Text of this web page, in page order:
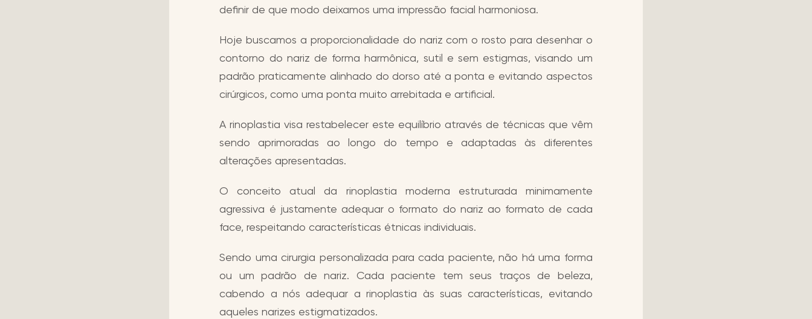
definir de que modo deixamos uma impressão facial harmoniosa.
Hoje buscamos a proporcionalidade do nariz com o rosto para desenhar o
contorno do nariz de forma harmônica, sutil e sem estigmas, visando um
padrão praticamente alinhado do dorso até a ponta e evitando aspectos
cirúrgicos, como uma ponta muito arrebitada e artificial.
A rinoplastia visa restabelecer este equilíbrio através de técnicas que vêm
sendo aprimoradas ao longo do tempo e adaptadas às diferentes
alterações apresentadas.
O conceito atual da rinoplastia moderna estruturada minimamente
agressiva é justamente adequar o formato do nariz ao formato de cada
face, respeitando características étnicas individuais.
Sendo uma cirurgia personalizada para cada paciente, não há uma forma
ou um padrão de nariz. Cada paciente tem seus traços de beleza,
cabendo a nós adequar a rinoplastia às suas características, evitando
aqueles narizes estigmatizados.